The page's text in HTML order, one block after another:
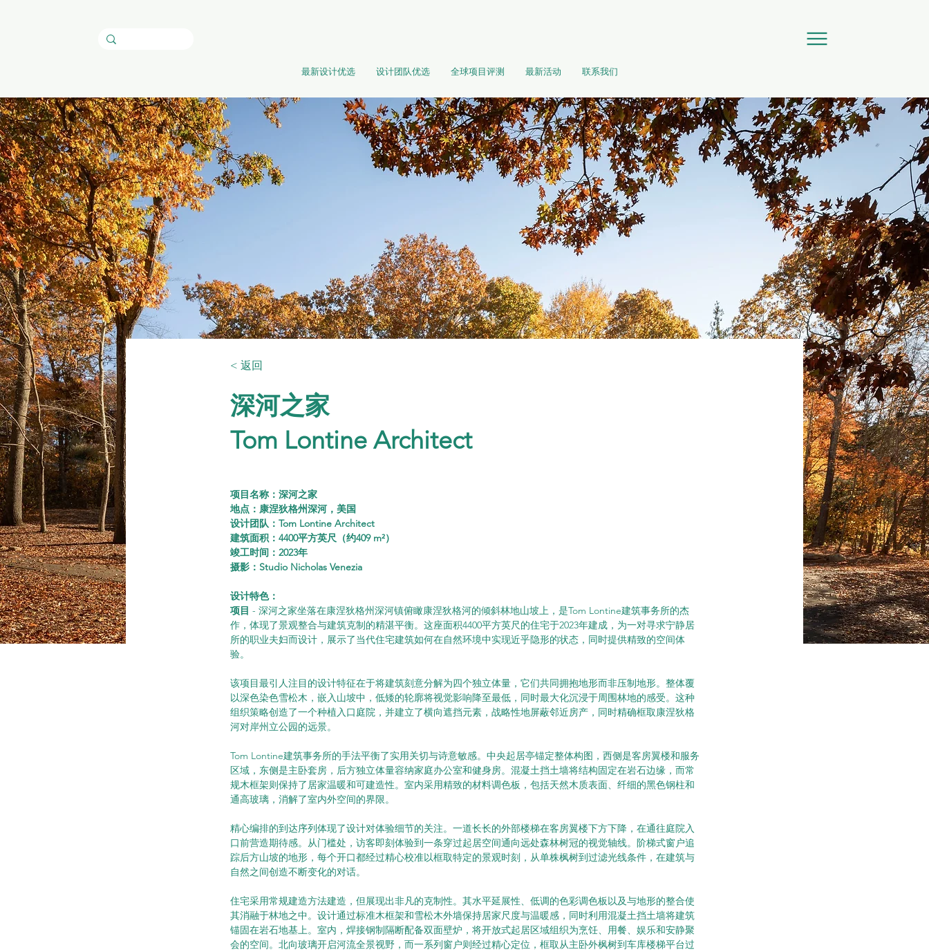
最新设计优选 设计团队优选 全球项目评测 最新活动 联系我们
< 返回
深河之家
Tom Lontine Architect
项目名称：深河之家
地点：康涅狄格州深河，美国
设计团队：Tom Lontine Architect
建筑面积：4400平方英尺（约409 m²）
竣工时间：2023年
摄影：Studio Nicholas Venezia
设计特色：
项目 - 深河之家坐落在康涅狄格州深河镇俯瞰康涅狄格河的倾斜林地山坡上，是Tom Lontine建筑事务所的杰
作，体现了景观整合与建筑克制的精湛平衡。这座面积4400平方英尺的住宅于2023年建成，为一对寻求宁静居
所的职业夫妇而设计，展示了当代住宅建筑如何在自然环境中实现近乎隐形的状态，同时提供精致的空间体
验。
该项目最引人注目的设计特征在于将建筑刻意分解为四个独立体量，它们共同拥抱地形而非压制地形。整体覆
以深色染色雪松木，嵌入山坡中，低矮的轮廓将视觉影响降至最低，同时最大化沉浸于周围林地的感受。这种
组织策略创造了一个种植入口庭院，并建立了横向遮挡元素，战略性地屏蔽邻近房产，同时精确框取康涅狄格
河对岸州立公园的远景。
Tom Lontine建筑事务所的手法平衡了实用关切与诗意敏感。中央起居亭锚定整体构图，西侧是客房翼楼和服务
区域，东侧是主卧套房，后方独立体量容纳家庭办公室和健身房。混凝土挡土墙将结构固定在岩石边缘，而常
规木框架则保持了居家温暖和可建造性。室内采用精致的材料调色板，包括天然木质表面、纤细的黑色钢柱和
通高玻璃，消解了室内外空间的界限。
精心编排的到达序列体现了设计对体验细节的关注。一道长长的外部楼梯在客房翼楼下方下降，在通往庭院入
口前营造期待感。从门槛处，访客即刻体验到一条穿过起居空间通向远处森林树冠的视觉轴线。阶梯式窗户追
踪后方山坡的地形，每个开口都经过精心校准以框取特定的景观时刻，从单株枫树到过滤光线条件，在建筑与
自然之间创造不断变化的对话。
住宅采用常规建造方法建造，但展现出非凡的克制性。其水平延展性、低调的色彩调色板以及与地形的整合使
其消融于林地之中。设计通过标准木框架和雪松木外墙保持居家尺度与温暖感，同时利用混凝土挡土墙将建筑
锚固在岩石地基上。室内，焊接钢制隔断配备双面壁炉，将开放式起居区域组织为烹饪、用餐、娱乐和安静聚
会的空间。北向玻璃开启河流全景视野，而一系列窗户则经过精心定位，框取从主卧外枫树到车库楼梯平台过